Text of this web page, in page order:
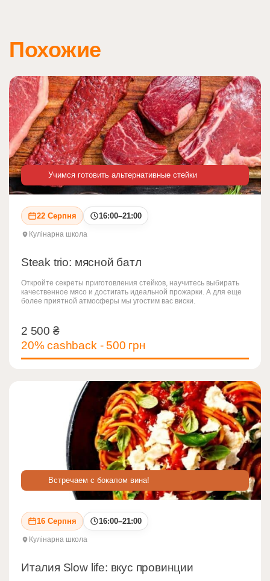
Похожие
Учимся готовить альтернативные стейки
22 Серпня 16:00–21:00
Кулінарна школа
Steak trio: мясной батл
Откройте секреты приготовления стейков, научитесь выбирать
качественное мясо и достигать идеальной прожарки. А для еще
более приятной атмосферы мы угостим вас виски.
2 500 ₴
20% cashback - 500 грн
2 500 ₴
Встречаем с бокалом вина!
16 Серпня 16:00–21:00
Кулінарна школа
Италия Slow life: вкус провинции